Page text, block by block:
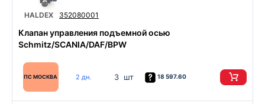
HALDEX 352080001
Клапан управления подъемной осью
Schmitz/SCANIA/DAF/BPW
ПС МОСКВА 2 дн. 3 шт 18 597.60